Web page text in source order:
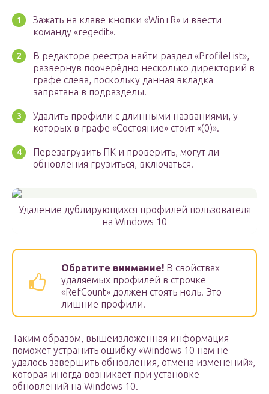
Зажать на клаве кнопки «Win+R» и ввести
команду «regedit».
В редакторе реестра найти раздел «ProfileList»,
развернув поочерёдно несколько директорий в
графе слева, поскольку данная вкладка
запрятана в подразделы.
Удалить профили с длинными названиями, у
которых в графе «Состояние» стоит «(0)».
Перезагрузить ПК и проверить, могут ли
обновления грузиться, включаться.
Удаление дублирующихся профилей пользователя
на Windows 10
Обратите внимание! В свойствах
удаляемых профилей в строчке
«RefCount» должен стоять ноль. Это
лишние профили.
Таким образом, вышеизложенная информация
поможет устранить ошибку «Windows 10 нам не
удалось завершить обновления, отмена изменений»,
которая иногда возникает при установке
обновлений на Windows 10.